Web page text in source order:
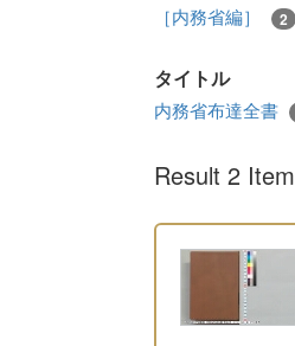
［内務省編］ 2
タイトル
内務省布達全書
Result 2 Item